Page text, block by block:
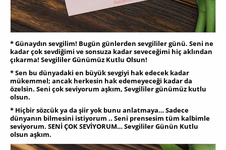
* Günaydın sevgilim! Bugün günlerden sevgililer günü. Seni ne
kadar çok sevdiğimi ve sonsuza kadar seveceğimi hiç aklından
çıkarma! Sevgililer Günümüz Kutlu Olsun!
* Sen bu dünyadaki en büyük sevgiyi hak edecek kadar
mükemmel; ancak herkesin hak edemeyeceği kadar da
özelsin. Seni çok seviyorum aşkım, Sevgililer günümüz kutlu
olsun.
* Hiçbir sözcük ya da şiir yok bunu anlatmaya… Sadece
dünyanın bilmesini istiyorum .. Seni prensesim tüm kalbimle
seviyorum. SENİ ÇOK SEVİYORUM… Sevgililer Günün Kutlu
olsun aşkım.